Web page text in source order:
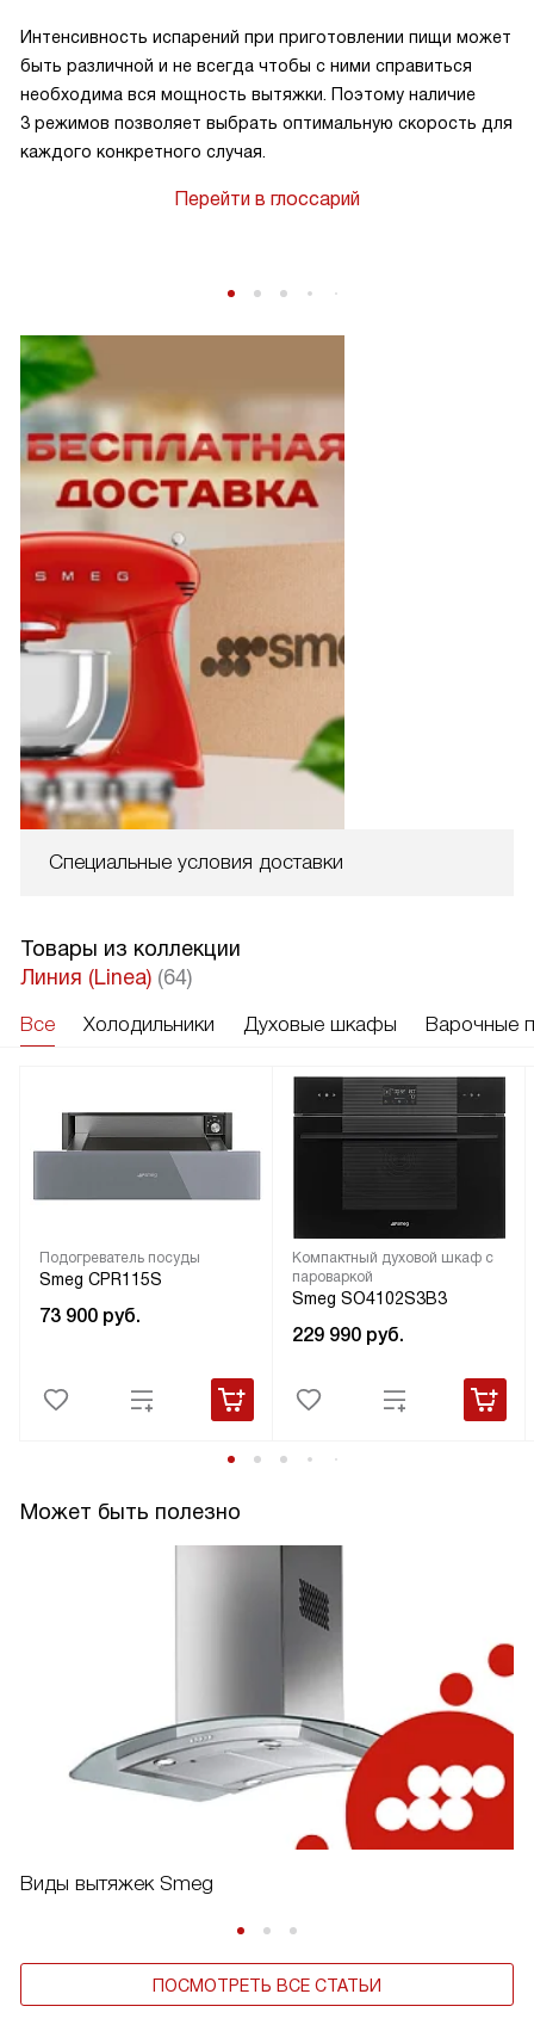
Интенсивность испарений при приготовлении пищи может
быть различной и не всегда чтобы с ними справиться
необходима вся мощность вытяжки. Поэтому наличие
3 режимов позволяет выбрать оптимальную скорость для
каждого конкретного случая.
Перейти в глоссарий
Специальные условия доставки
Товары из коллекции
Линия (Linea) (64)
Все Холодильники Духовые шкафы Варочные
Подогреватель посуды
Smeg CPR115S
73 900 руб.
Компактный духовой шкаф с
пароваркой
Smeg SO4102S3B3
229 990 руб.
Может быть полезно
Виды вытяжек Smeg
ПОСМОТРЕТЬ ВСЕ СТАТЬИ